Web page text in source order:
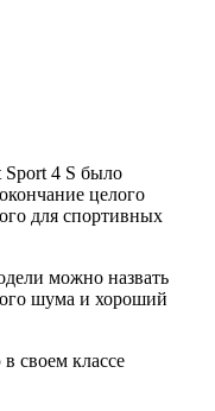
Sport 4 S было
целого
для спортивных
можно назвать
шума и хороший
своем классе